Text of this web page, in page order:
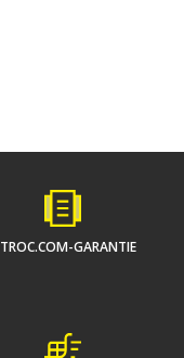
TROC.COM-GARANTIE